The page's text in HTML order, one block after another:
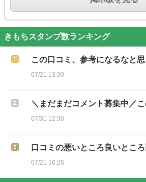
きもちスタンプ数ランキング
この口コミ、参考になるなと
07/21 13:30
＼まだまだコメント募集中／
07/31 12:30
口コミの悪いところ良いとこ
07/21 16:26